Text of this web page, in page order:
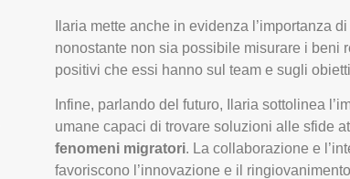
Ilaria mette anche in evidenza l’importanza
nonostante non sia possibile misurare i beni
positivi che essi hanno sul team e sugli
Infine, parlando del futuro, Ilaria sottolinea
umane capaci di trovare soluzioni alle sfide
fenomeni migratori. La collaborazione e
favoriscono l’innovazione e il